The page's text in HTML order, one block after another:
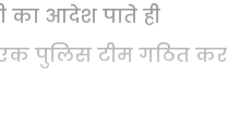
का आदेश पाते ही
पुलिस टीम गठित कर